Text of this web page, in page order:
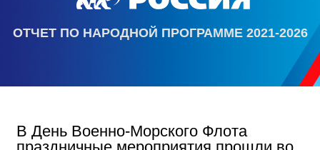
ОТЧЕТ ПО НАРОДНОЙ ПРОГРАММЕ 2021-2026
В День Военно-Морского Флота